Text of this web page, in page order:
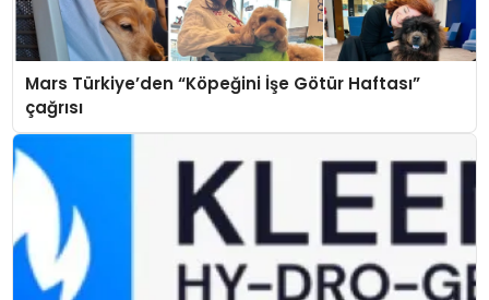
Mars Türkiye’den “Köpeğini İşe Götür Haftası”
çağrısı